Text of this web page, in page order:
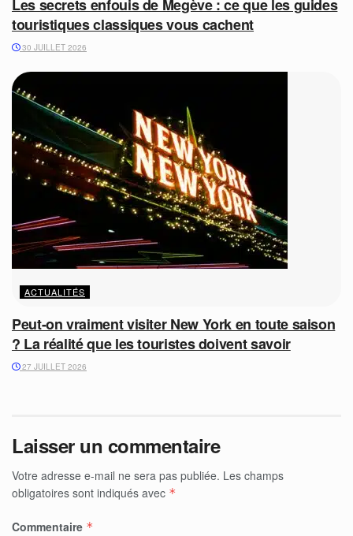
Les secrets enfouis de Megève : ce que les guides
touristiques classiques vous cachent
30 JUILLET 2026
ACTUALITÉS
Peut-on vraiment visiter New York en toute saison
? La réalité que les touristes doivent savoir
27 JUILLET 2026
Laisser un commentaire
Votre adresse e-mail ne sera pas publiée. Les champs
obligatoires sont indiqués avec *
Commentaire *